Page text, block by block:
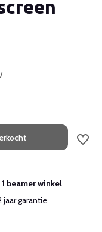
beamer winkel
garantie